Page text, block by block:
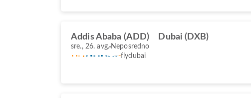
Addis Ababa (ADD) Dubai (DXB)
sre., 26. avg. Neposredno
flydubai